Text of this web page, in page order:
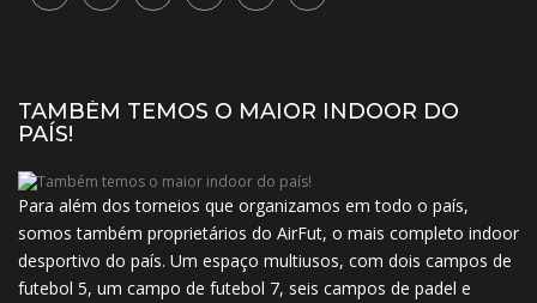
TAMBÉM TEMOS O MAIOR INDOOR DO
PAÍS!
Para além dos torneios que organizamos em todo o país,
somos também proprietários do AirFut, o mais completo indoor
desportivo do país. Um espaço multiusos, com dois campos de
futebol 5, um campo de futebol 7, seis campos de padel e